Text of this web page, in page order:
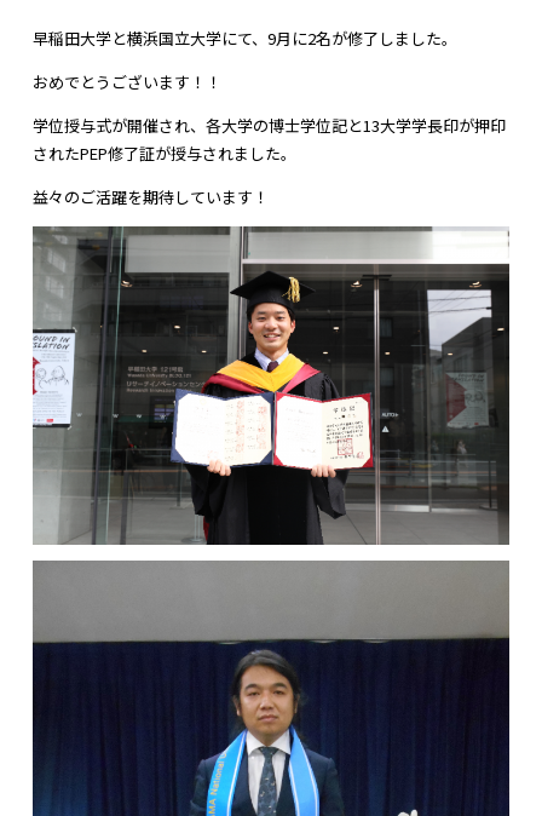
早稲田大学と横浜国立大学にて、9月に2名が修了しました。
おめでとうございます！！
学位授与式が開催され、各大学の博士学位記と13大学学長印が押印
されたPEP修了証が授与されました。
益々のご活躍を期待しています！